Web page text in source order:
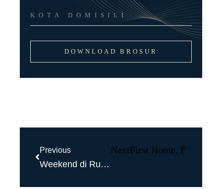
DOWNLOAD BROSUR
Previous
Weekend di Rumah, Waktunya Recharge Bersama Keluarga
NextFirst Home, First